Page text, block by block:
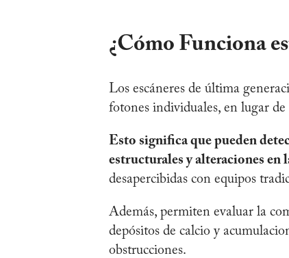
¿Cómo Funciona
Los escáneres de última
fotones individuales, en lugar
Esto significa que pueden
estructurales y alteraciones en
desapercibidas con equipos
Además, permiten evaluar la
depósitos de calcio y
obstrucciones.